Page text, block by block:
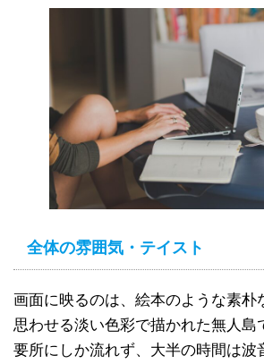
全体の雰囲気・テイスト
画面に映るのは、絵本のような素朴
思わせる淡い色彩で描かれた無人島
要所にしか流れず、大半の時間は波